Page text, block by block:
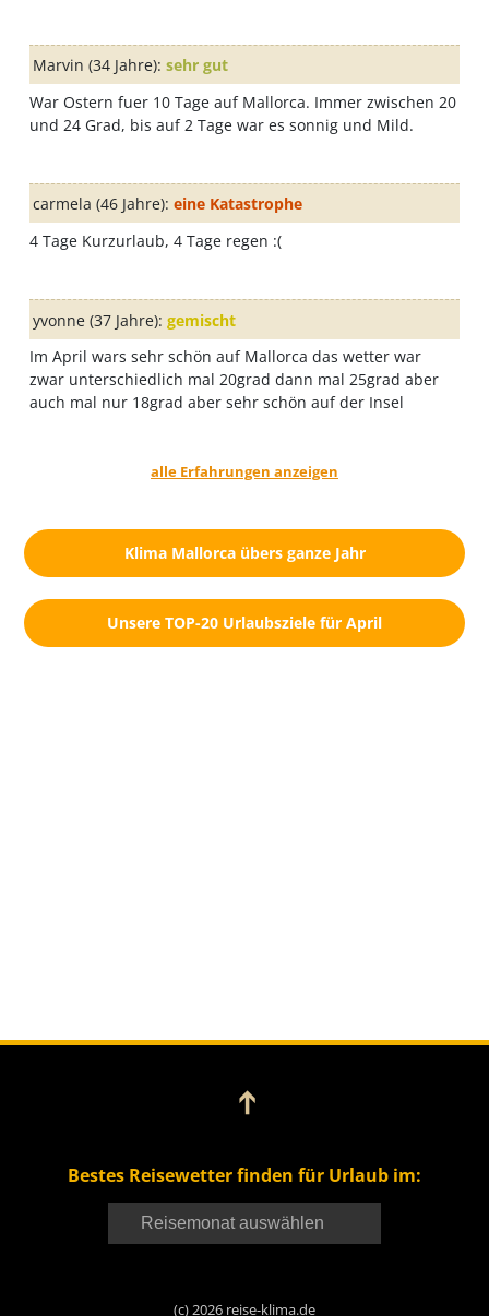
Marvin (34 Jahre): sehr gut
War Ostern fuer 10 Tage auf Mallorca. Immer zwischen 20
und 24 Grad, bis auf 2 Tage war es sonnig und Mild.
carmela (46 Jahre): eine Katastrophe
4 Tage Kurzurlaub, 4 Tage regen :(
yvonne(37 Jahre): gemischt
Im April wars sehr schön auf Mallorca das wetter war
zwar unterschiedlich mal 20grad dann mal 25grad aber
auch mal nur 18grad aber sehr schön auf der Insel
alle Erfahrungen anzeigen
Klima Mallorca übers ganze Jahr
Unsere TOP-20 Urlaubsziele für April
➔
Bestes Reisewetter finden für Urlaub im:
(c) 2026 reise-klima.de